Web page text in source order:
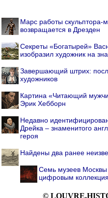
Марс работы скульптора-
возвращается в Дрезден
Секреты «Богатырей»
изобразил художник на
Завершающий штрих:
художников
Картина «Читающий
Эрик Хебборн
Недавно
Дрейка – знаменитого
героя
Найдены два ранее
Семь музеев Москвы
цифровым
©